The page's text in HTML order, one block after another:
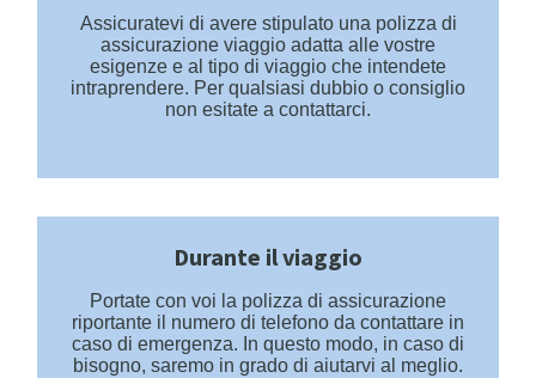
Assicuratevi di avere stipulato una polizza di
assicurazione viaggio adatta alle vostre
esigenze e al tipo di viaggio che intendete
intraprendere. Per qualsiasi dubbio o consiglio
non esitate a contattarci.
Durante il viaggio
Portate con voi la polizza di assicurazione
riportante il numero di telefono da contattare in
caso di emergenza. In questo modo, in caso di
bisogno, saremo in grado di aiutarvi al meglio.